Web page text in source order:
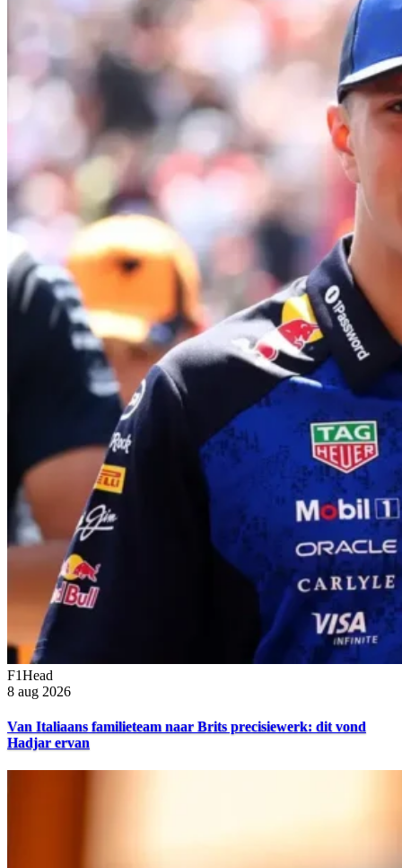
F1Head
8 aug 2026
Van Italiaans familieteam naar Brits precisiewerk: dit vond
Hadjar ervan